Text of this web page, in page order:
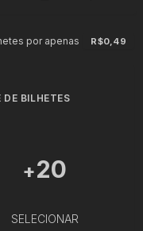
por apenas R$0,49
BILHETES
+20
SELECIONAR